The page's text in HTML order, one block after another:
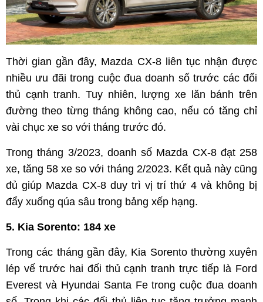
Thời gian gần đây, Mazda CX-8 liên tục nhận được
nhiều ưu đãi trong cuộc đua doanh số trước các đối
thủ cạnh tranh. Tuy nhiên, lượng xe lăn bánh trên
đường theo từng tháng không cao, nếu có tăng chỉ
vài chục xe so với tháng trước đó.
Trong tháng 3/2023, doanh số Mazda CX-8 đạt 258
xe, tăng 58 xe so với tháng 2/2023. Kết quả này cũng
đủ giúp Mazda CX-8 duy trì vị trí thứ 4 và không bị
đẩy xuống qúa sâu trong bảng xếp hạng.
5. Kia Sorento: 184 xe
Trong các tháng gần đây, Kia Sorento thường xuyên
lép vế trước hai đối thủ cạnh tranh trực tiếp là Ford
Everest và Hyundai Santa Fe trong cuộc đua doanh